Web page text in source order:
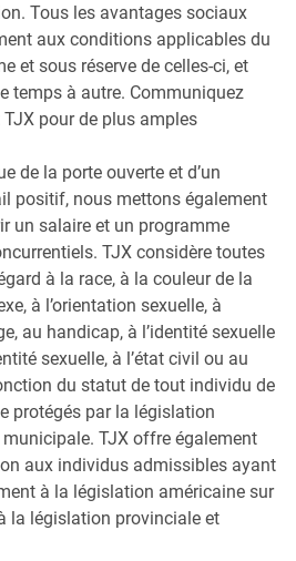
Tous les avantages sociaux
aux conditions applicables du
et sous réserve de celles-ci, et
temps à autre. Communiquez
pour de plus amples
de la porte ouverte et d’un
positif, nous mettons également
un salaire et un programme
TJX considère toutes
à la race, à la couleur de la
à l’orientation sexuelle, à
au handicap, à l’identité sexuelle
sexuelle, à l’état civil ou au
du statut de tout individu de
protégés par la législation
TJX offre également
aux individus admissibles ayant
à la législation américaine sur
la législation provinciale et